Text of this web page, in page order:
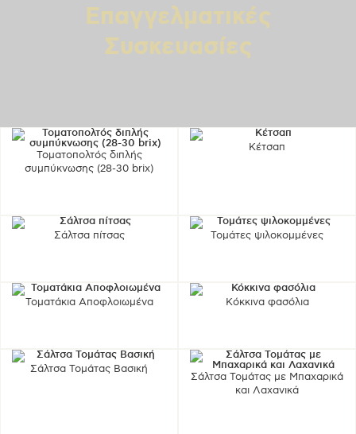
Επαγγελματικές
Συσκευασίες
Τοματοπολτός διπλής
συμπύκνωσης (28-30 brix)
Κέτσαπ
Σάλτσα πίτσας Τομάτες ψιλοκομμένες
Τοματάκια Αποφλοιωμένα Κόκκινα φασόλια
Σάλτσα Τομάτας Βασική
Σάλτσα Τομάτας με Μπαχαρικά
και Λαχανικά